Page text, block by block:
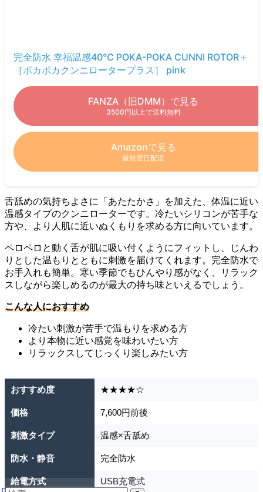
完全防水 幸福温感40℃ POKA-POKA CUNNI ROTOR＋
［ポカポカクンニロータープラス］ pink
FANZA（旧DMM）で見る
3500円以上で送料無料
Amazonで見る
最短翌日配送
舌舐めの気持ちよさに「あたたかさ」を加えた、体温に近い
温感タイプのクンニローターです。冷たいシリコンが苦手な
方や、より人肌に近いぬくもりを求める方に向いています。
ペロペロと動く舌が肌に吸い付くようにフィットし、じんわ
りとした温もりとともに刺激を届けてくれます。完全防水で
お手入れも簡単。寒い季節でもひんやり感がなく、リラック
スしながら楽しめるのが最大の持ち味といえるでしょう。
こんな人におすすめ
冷たい刺激が苦手で温もりを求める方
より本物に近い感覚を味わいたい方
リラックスしてじっくり楽しみたい方
おすすめ度 ★★★★☆
価格 7,600円前後
刺激タイプ 温感×舌舐め
防水・静音 完全防水
給電方式 USB充電式